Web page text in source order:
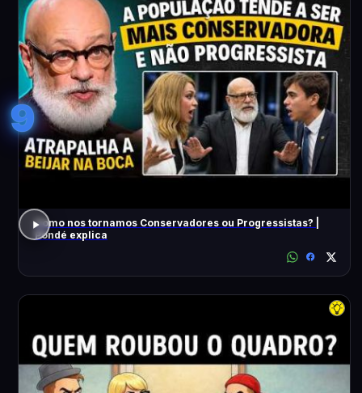
9
Como nos tornamos Conservadores ou Progressistas? |
Pondé explica